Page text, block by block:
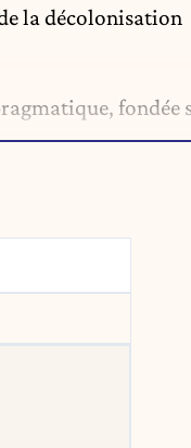
la décolonisation
fondée